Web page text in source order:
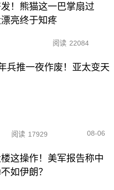
！熊猫这一巴掌扇过
亮终于知疼
阅读 22084
兵推一夜作废！亚太变天
阅读 17929 08-06
这操作！美军报告称中
如伊朗？